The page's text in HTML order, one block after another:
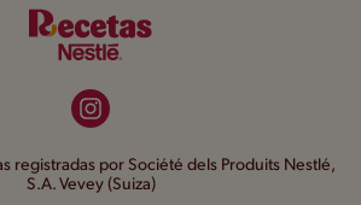
registradas por Société dels Produits Nestlé,
S.A. Vevey (Suiza)